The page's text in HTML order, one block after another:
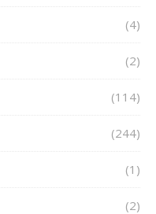
(4)
(2)
(114)
(244)
(1)
(2)